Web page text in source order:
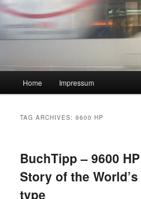
Skip to primary content
Skip to secondary content
Home Impressum
TAG ARCHIVES:9600 HP
BuchTipp – 9600
Story of the
type